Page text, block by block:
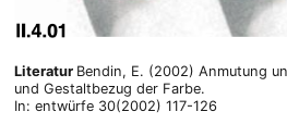
Literatur Bendin, E. (2002) Anmutung
und Gestaltbezug der Farbe.
In: entwürfe 30(2002) 117-126